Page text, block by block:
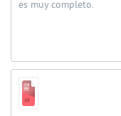
es muy completo.